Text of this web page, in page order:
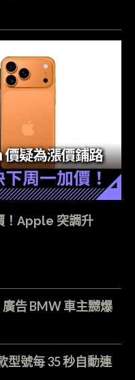
！Apple 突調升
告 BMW 車主嬲爆
型號每 35 秒自動連